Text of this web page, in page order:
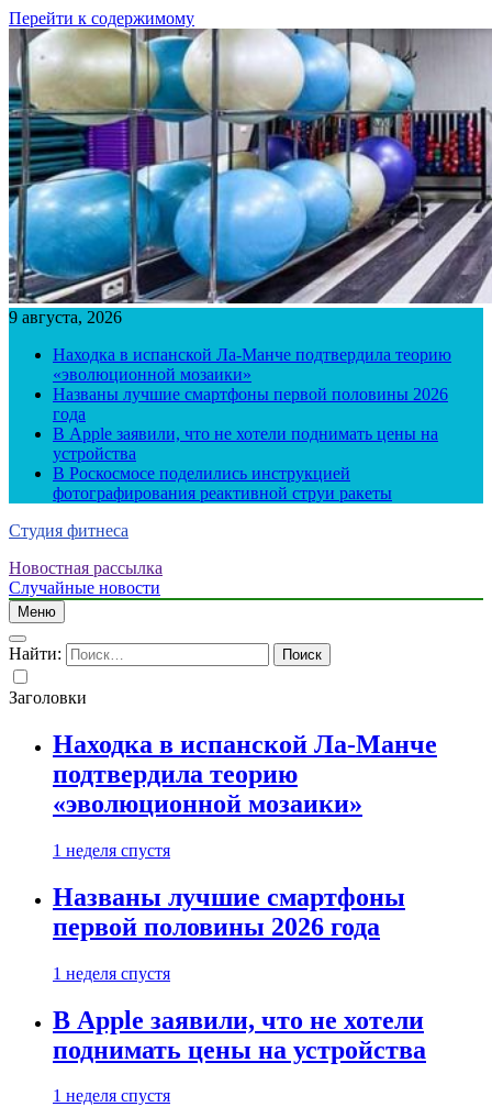
Перейти к содержимому
9 августа, 2026
Находка в испанской Ла-Манче подтвердила теорию
«эволюционной мозаики»
Названы лучшие смартфоны первой половины 2026
года
В Apple заявили, что не хотели поднимать цены на
устройства
В Роскосмосе поделились инструкцией
фотографирования реактивной струи ракеты
Студия фитнеса
Новостная рассылка
Случайные новости
Меню
Найти:
Заголовки
Находка в испанской Ла-Манче
подтвердила теорию
«эволюционной мозаики»
1 неделя спустя
Названы лучшие смартфоны
первой половины 2026 года
1 неделя спустя
В Apple заявили, что не хотели
поднимать цены на устройства
1 неделя спустя